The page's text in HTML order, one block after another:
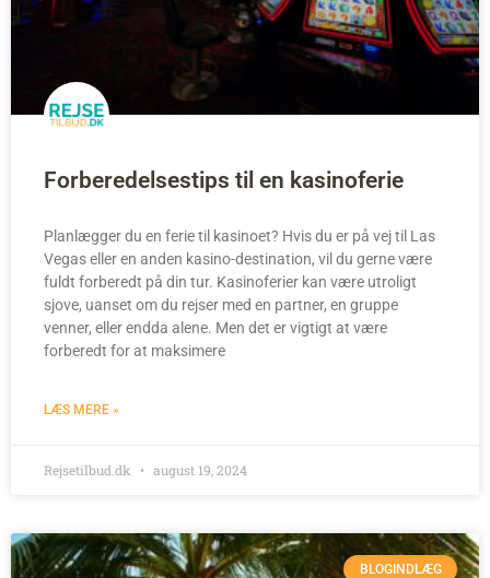
Forberedelsestips til en kasinoferie
Planlægger du en ferie til kasinoet? Hvis du er på vej til Las
Vegas eller en anden kasino-destination, vil du gerne være
fuldt forberedt på din tur. Kasinoferier kan være utroligt
sjove, uanset om du rejser med en partner, en gruppe
venner, eller endda alene. Men det er vigtigt at være
forberedt for at maksimere
LÆS MERE »
Rejsetilbud.dk august 19, 2024
BLOGINDLÆG